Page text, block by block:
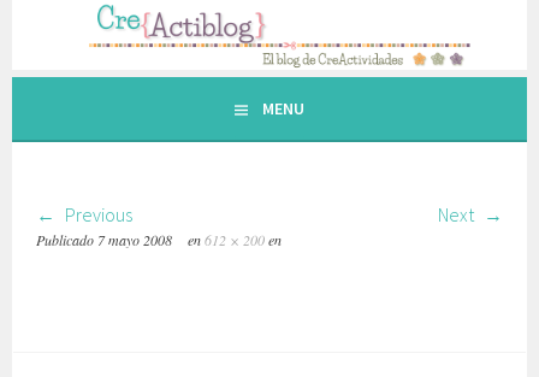
contenido.
MENU
Previous Next
Publicado 7 mayo 2008 en612 × 200en